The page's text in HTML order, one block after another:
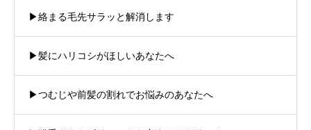
▶︎絡まる毛先サラッと解消します
▶︎髪にハリコシがほしいあなたへ
▶︎つむじや前髪の割れでお悩みのあなたへ